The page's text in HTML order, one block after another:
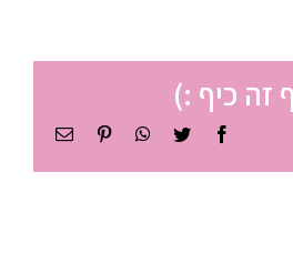
כיף :)
Facebook
Twitter
WhatsApp
Pinterestכתובת